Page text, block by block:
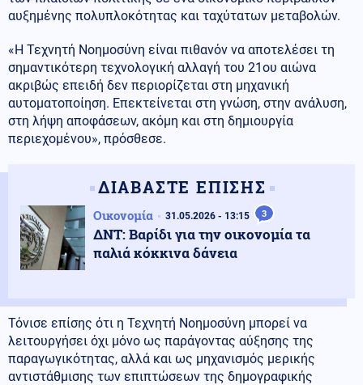
αυξημένης πολυπλοκότητας και ταχύτατων μεταβολών.
«Η Τεχνητή Νοημοσύνη είναι πιθανόν να αποτελέσει τη
σημαντικότερη τεχνολογική αλλαγή του 21ου αιώνα
ακριβώς επειδή δεν περιορίζεται στη μηχανική
αυτοματοποίηση. Επεκτείνεται στη γνώση, στην ανάλυση,
στη λήψη αποφάσεων, ακόμη και στη δημιουργία
περιεχομένου», πρόσθεσε.
ΔΙΑΒΑΣΤΕ ΕΠΙΣΗΣ
Οικονομία 31.05.2026 - 13:15 3
ΔΝΤ: Βαρίδι για την οικονομία τα
παλιά κόκκινα δάνεια
Τόνισε επίσης ότι η Τεχνητή Νοημοσύνη μπορεί να
λειτουργήσει όχι μόνο ως παράγοντας αύξησης της
παραγωγικότητας, αλλά και ως μηχανισμός μερικής
αντιστάθμισης των επιπτώσεων της δημογραφικής